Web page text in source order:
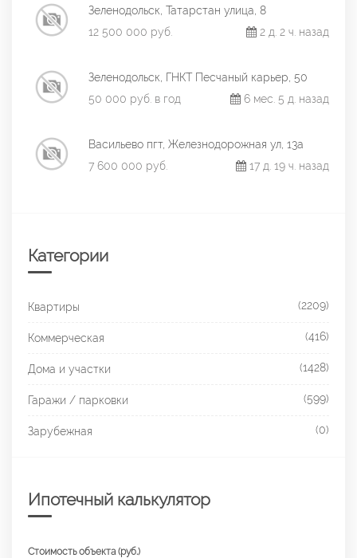
Зеленодольск, Татарстан улица, 8
12 500 000 руб.
2 д. 2 ч. назад
Зеленодольск, ГНКТ Песчаный карьер, 50
50 000 руб. в год
6 мес. 5 д. назад
Васильево пгт, Железнодорожная ул, 13а
7 600 000 руб.
17 д. 19 ч. назад
Категории
Квартиры (2209)
Коммерческая (416)
Дома и участки (1428)
Гаражи / парковки (599)
Зарубежная (0)
Ипотечный калькулятор
Стоимость объекта (руб.)